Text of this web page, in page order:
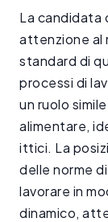
La candidata
attenzione al
standard di
processi di
un ruolo
alimentare,
ittici. La
delle norme
lavorare in
dinamico,